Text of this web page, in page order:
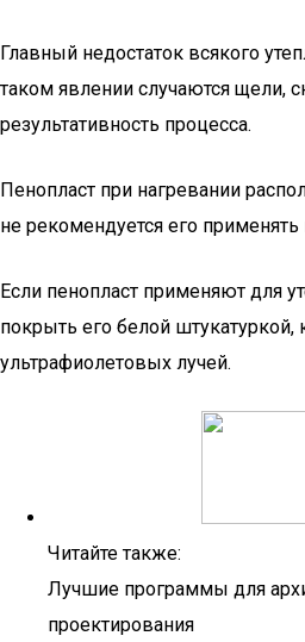
Главный недостаток всякого
таком явлении случаются щели,
результативность процесса.
Пенопласт при нагревании
не рекомендуется его
Если пенопласт применяют для
покрыть его белой штукатуркой,
ультрафиолетовых лучей.
Читайте также:
Лучшие программы для
проектирования